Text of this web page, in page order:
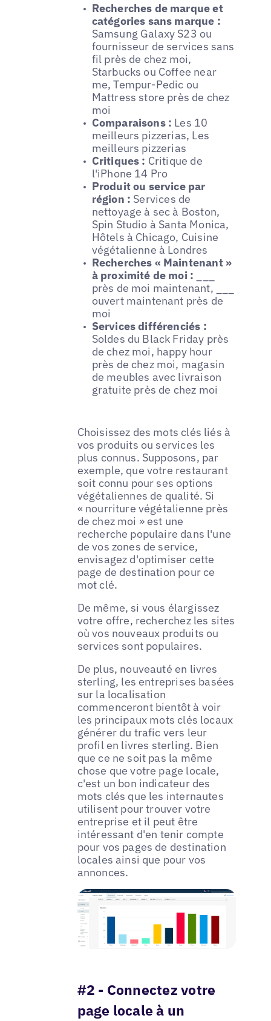
Recherches de marque et
catégories sans marque :
Samsung Galaxy S23 ou
fournisseur de services sans
fil près de chez moi,
Starbucks ou Coffee near
me, Tempur-Pedic ou
Mattress store près de chez
moi
Comparaisons : Les 10
meilleurs pizzerias, Les
meilleurs pizzerias
Critiques : Critique de
l'iPhone 14 Pro
Produit ou service par
région : Services de
nettoyage à sec à Boston,
Spin Studio à Santa Monica,
Hôtels à Chicago, Cuisine
végétalienne à Londres
Recherches « Maintenant »
à proximité de moi :
près de moi maintenant, ___
ouvert maintenant près de
moi
Services différenciés :
Soldes du Black Friday près
de chez moi, happy hour
près de chez moi, magasin
de meubles avec livraison
gratuite près de chez moi
Choisissez des mots clés liés à
vos produits ou services les
plus connus. Supposons, par
exemple, que votre restaurant
soit connu pour ses options
végétaliennes de qualité. Si
« nourriture végétalienne près
de chez moi » est une
recherche populaire dans l'une
de vos zones de service,
envisagez d'optimiser cette
page de destination pour ce
mot clé.
De même, si vous élargissez
votre offre, recherchez les sites
où vos nouveaux produits ou
services sont populaires.
De plus, nouveauté en livres
sterling, les entreprises basées
sur la localisation
commenceront bientôt à voir
les principaux mots clés locaux
générer du trafic vers leur
profil en livres sterling. Bien
que ce ne soit pas la même
chose que votre page locale,
c'est un bon indicateur des
mots clés que les internautes
utilisent pour trouver votre
entreprise et il peut être
intéressant d'en tenir compte
pour vos pages de destination
locales ainsi que pour vos
annonces.
#2 - Connectez votre
page locale à un